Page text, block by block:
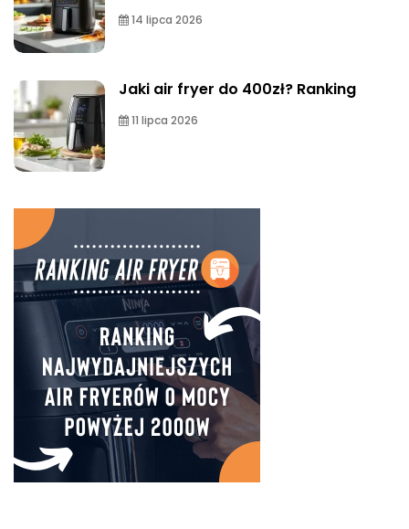
14 lipca 2026
Jaki air fryer do 400zł? Ranking
11 lipca 2026